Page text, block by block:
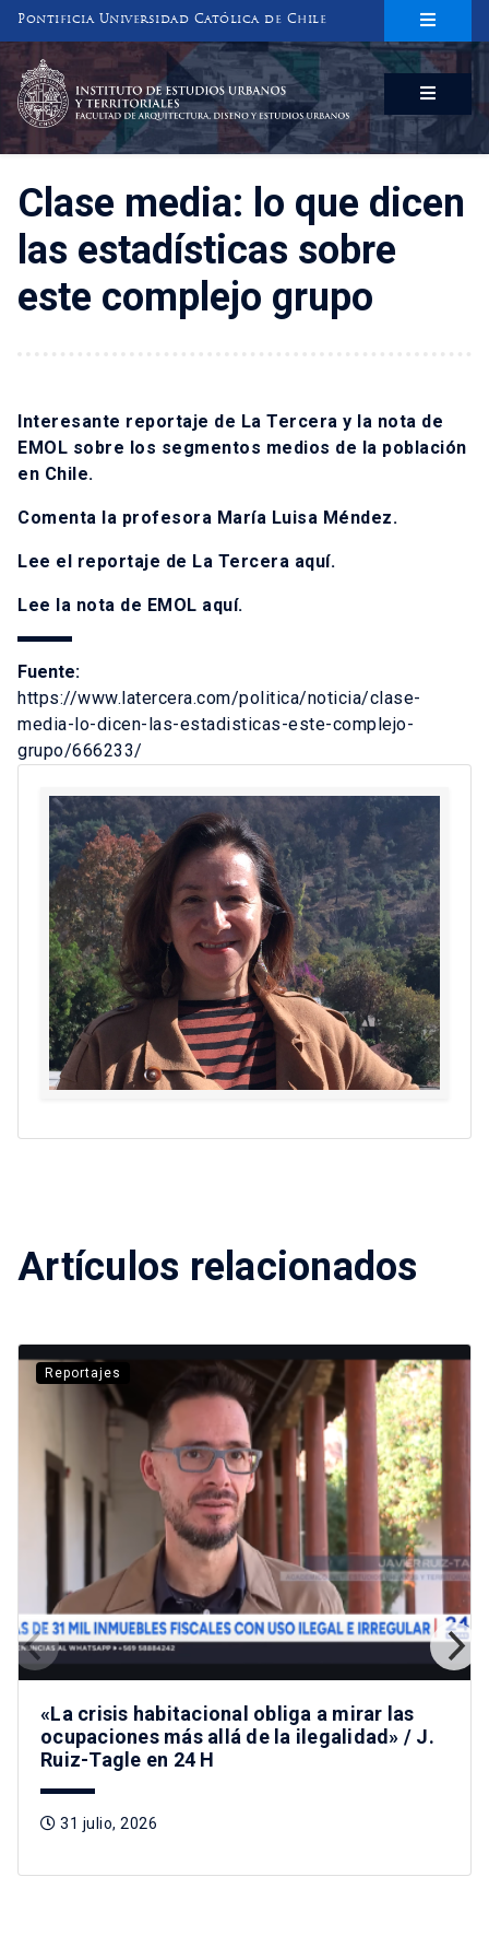
Pontificia Universidad Católica de Chile
INSTITUTO DE ESTUDIOS URBANOS
Y TERRITORIALES
FACULTAD DE ARQUITECTURA, DISEÑO Y ESTUDIOS URBANOS
Clase media: lo que dicen
las estadísticas sobre
este complejo grupo
Interesante reportaje de La Tercera y la nota de
EMOL sobre los segmentos medios de la población
en Chile.
Comenta la profesora María Luisa Méndez.
Lee el reportaje de La Tercera aquí.
Lee la nota de EMOL aquí.
Fuente:
https://www.latercera.com/politica/noticia/clase-
media-lo-dicen-las-estadisticas-este-complejo-
grupo/666233/
Artículos relacionados
Reportajes
«La crisis habitacional obliga a mirar las
ocupaciones más allá de la ilegalidad» / J.
Ruiz-Tagle en 24 H
31 julio, 2026